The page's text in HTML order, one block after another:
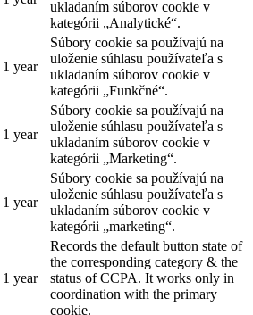
ukladaním súborov cookie v
kategórii „Analytické“.
1 year
Súbory cookie sa používajú na
uloženie súhlasu používateľa s
ukladaním súborov cookie v
kategórii „Funkčné“.
1 year
Súbory cookie sa používajú na
uloženie súhlasu používateľa s
ukladaním súborov cookie v
kategórii „Marketing“.
1 year
Súbory cookie sa používajú na
uloženie súhlasu používateľa s
ukladaním súborov cookie v
kategórii „marketing“.
1 year
Records the default button state of
the corresponding category & the
status of CCPA. It works only in
coordination with the primary
cookie.